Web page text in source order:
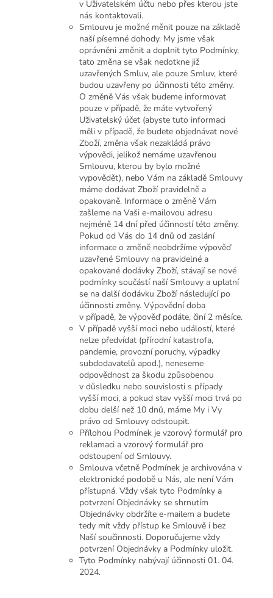
v Uživatelském účtu nebo přes kterou jste
nás kontaktovali.
Smlouvu je možné měnit pouze na základě
naší písemné dohody. My jsme však
oprávněni změnit a doplnit tyto Podmínky,
tato změna se však nedotkne již
uzavřených Smluv, ale pouze Smluv, které
budou uzavřeny po účinnosti této změny.
O změně Vás však budeme informovat
pouze v případě, že máte vytvořený
Uživatelský účet (abyste tuto informaci
měli v případě, že budete objednávat nové
Zboží, změna však nezakládá právo
výpovědi, jelikož nemáme uzavřenou
Smlouvu, kterou by bylo možné
vypovědět), nebo Vám na základě Smlouvy
máme dodávat Zboží pravidelně a
opakovaně. Informace o změně Vám
zašleme na Vaši e-mailovou adresu
nejméně 14 dní před účinností této změny.
Pokud od Vás do 14 dnů od zaslání
informace o změně neobdržíme výpověď
uzavřené Smlouvy na pravidelné a
opakované dodávky Zboží, stávají se nové
podmínky součástí naší Smlouvy a uplatní
se na další dodávku Zboží následující po
účinnosti změny. Výpovědní doba
v případě, že výpověď podáte, činí 2 měsíce.
V případě vyšší moci nebo událostí, které
nelze předvídat (přírodní katastrofa,
pandemie, provozní poruchy, výpadky
subdodavatelů apod.), neneseme
odpovědnost za škodu způsobenou
v důsledku nebo souvislosti s případy
vyšší moci, a pokud stav vyšší moci trvá po
dobu delší než 10 dnů, máme My i Vy
právo od Smlouvy odstoupit.
Přílohou Podmínek je vzorový formulář pro
reklamaci a vzorový formulář pro
odstoupení od Smlouvy.
Smlouva včetně Podmínek je archivována v
elektronické podobě u Nás, ale není Vám
přístupná. Vždy však tyto Podmínky a
potvrzení Objednávky se shrnutím
Objednávky obdržíte e-mailem a budete
tedy mít vždy přístup ke Smlouvě i bez
Naší součinnosti. Doporučujeme vždy
potvrzení Objednávky a Podmínky uložit.
Tyto Podmínky nabývají účinnosti 01. 04.
2024.